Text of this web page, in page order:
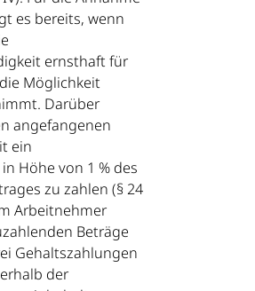
es bereits, wenn
ernsthaft für
Möglichkeit
Darüber
angefangenen
ein
Höhe von 1 % des
zu zahlen (§ 24
Arbeitnehmer
Beträge
Gehaltszahlungen
der